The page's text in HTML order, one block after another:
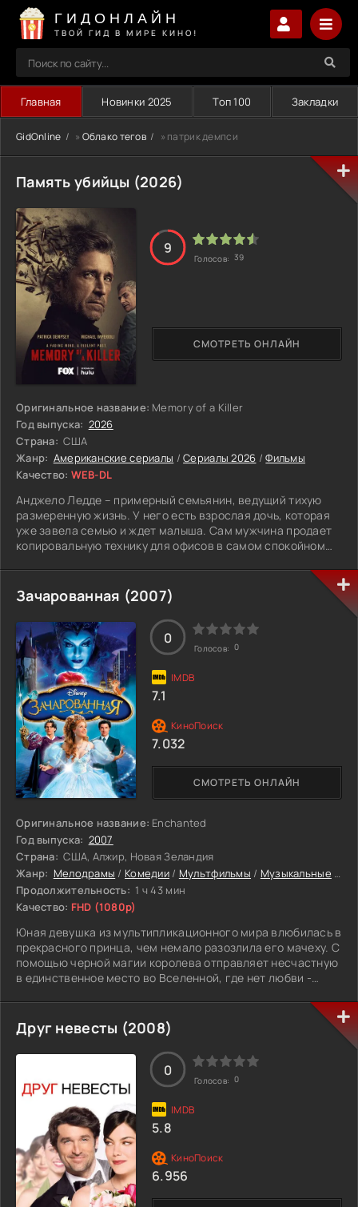
ГИДОНЛАЙН
ТВОЙ ГИД В МИРЕ КИНО!
Главная Новинки 2025 Топ 100 Закладки
GidOnline » Облако тегов » патрик демпси
Память убийцы (2026)
Оригинальное название: Memory of a Killer
Год выпуска: 2026
Страна: США
Жанр: Американские сериалы /Сериалы 2026 /Фильмы
Качество: WEB-DL
Анджело Ледде – примерный семьянин, ведущий тихую
размеренную жизнь. У него есть взрослая дочь, которая
уже завела семью и ждет малыша. Сам мужчина продает
копировальную технику для офисов в самом спокойном
выясняется, что он болен болезнью Альцгеймера и
вылечить заболевание невозможно, кажется, ему грозит
мирное старение и конец с детьми у смертного одра. На
самом деле Анджело в ужасе от своего диагноза, так как
всю жизнь тайно был смертоносным убийцей,
зарабатывающим огромные деньги на заказных смертях.
Теперь, когда память сильно его подводит, две его жизни
смешиваются и его семья оказывается в жуткой
опасности. Неизвестные мужчины открывают охоту за его
дочерью и причина этого не понятна. Не в курсе ситуации
и его друг и по совместительству поставщик заказов
Датч, который ничем не может помочь. Теперь Ледде
придется вспомнить, что же случилось и что нужно
сделать, чтобы спасти свою малышку.
СМОТРЕТЬ ОНЛАЙН
9
Голосов: 39
Зачарованная (2007)
Оригинальное название: Enchanted
Год выпуска: 2007
Страна: США, Алжир, Новая Зеландия
Жанр: Мелодрамы / Комедии / Мультфильмы / Музыкальные
Продолжительность: 1 ч 43 мин
Качество: FHD (1080p)
Юная девушка из мультипликационного мира влюбилась в
прекрасного принца, чем немало разозлила его мачеху. С
помощью черной магии королева отправляет несчастную
в единственное место во Вселенной, где нет любви -
как-то выживать в реальности.
СМОТРЕТЬ ОНЛАЙН
0
Голосов: 0
7.1
7.032
Друг невесты (2008)
0
Голосов: 0
5.8
6.956